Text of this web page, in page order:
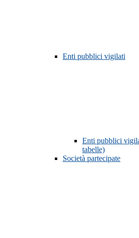
Enti pubblici vigilati
Enti pubblici
tabelle)
Società partecipate